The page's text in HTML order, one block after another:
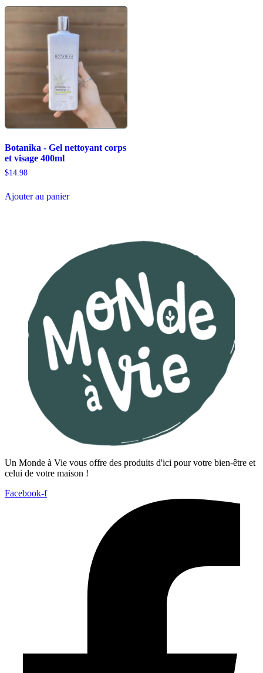
Botanika - Gel nettoyant corps
et visage 400ml
$14.98
Ajouter au panier
Un Monde à Vie vous offre des produits d'ici pour votre bien-être et
celui de votre maison !
Facebook-f